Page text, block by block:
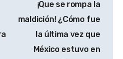
¡Que se rompa la
maldición! ¿Cómo fue
la última vez que
México estuvo en